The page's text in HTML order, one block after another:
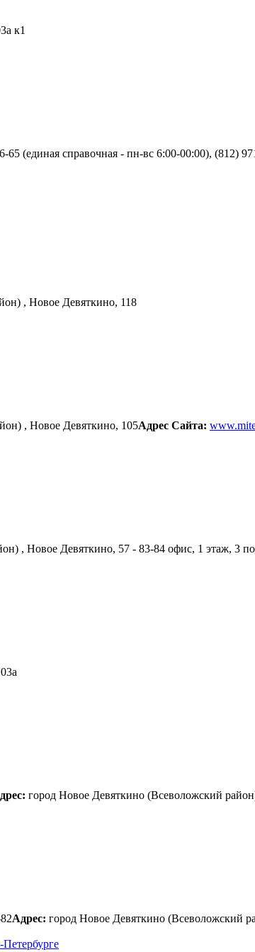
к1
(единая справочная - пн-вс 6:00-00:00), (812)
, Новое Девяткино, 118
, Новое Девяткино, 105Адрес Сайта:
, Новое Девяткино, 57 - 83-84 офис, 1 этаж, 3
город Новое Девяткино (Всеволожский
Адрес: город Новое Девяткино (Всеволожский